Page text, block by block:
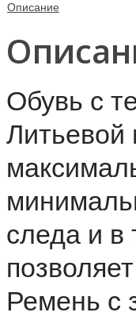
Описание
Обувь с
Литьевой
следа и в
Ремень с